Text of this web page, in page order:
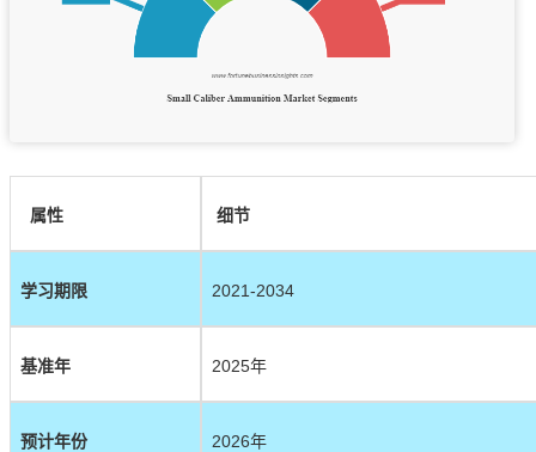
属性 细节
学习期限 2021-2034
基准年 2025年
预计年份 2026年